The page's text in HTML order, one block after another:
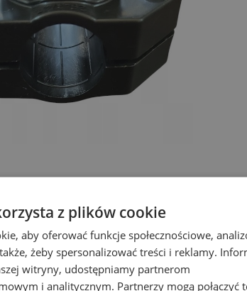
z Gwintem Wewnętrznym
bez konieczności ich przecinania? Poznaj
z plików cookie
aby oferować funkcje społecznościowe,
żeby spersonalizować treści i reklamy.
witryny, udostępniamy partnerom
i analitycznym. Partnerzy mogą połączyć